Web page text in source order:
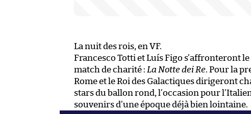
La nuit des rois, en VF.
Francesco Totti et Luís Figo s’affronteront
match de charité : La Notte dei Re. Pour la
Rome et le Roi des Galactiques dirigeront
stars du ballon rond, l’occasion pour
souvenirs d’une époque déjà bien lointaine.